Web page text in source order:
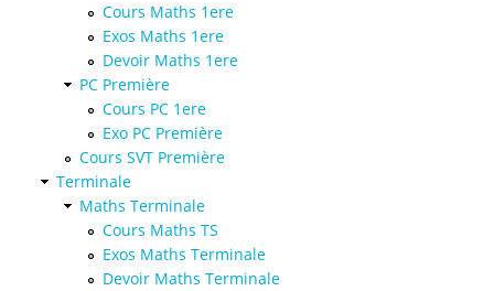
Cours Maths 1ere
Exos Maths 1ere
Devoir Maths 1ere
PC Première
Cours PC 1ere
Exo PC Première
Cours SVT Première
Terminale
Maths Terminale
Cours Maths TS
Exos Maths Terminale
Devoir Maths Terminale